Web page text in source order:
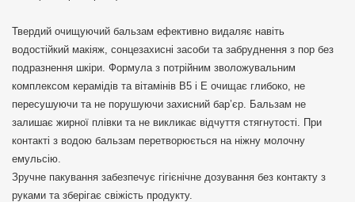
Твердий очищуючий бальзам ефективно видаляє навіть
водостійкий макіяж, сонцезахисні засоби та забруднення з пор без
подразнення шкіри. Формула з потрійним зволожувальним
комплексом керамідів та вітамінів B5 і E очищає глибоко, не
пересушуючи та не порушуючи захисний бар’єр. Бальзам не
залишає жирної плівки та не викликає відчуття стягнутості. При
контакті з водою бальзам перетворюється на ніжну молочну
емульсію.
Зручне пакування забезпечує гігієнічне дозування без контакту з
руками та зберігає свіжість продукту.